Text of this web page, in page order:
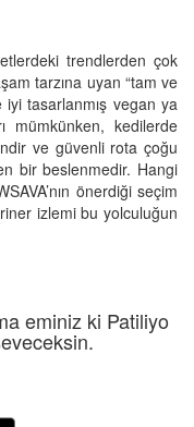
trendlerden çok
tarzına uyan “tam ve
tasarlanmış vegan ya
mümkünken, kedilerde
ve güvenli rota çoğu
bir beslenmedir. Hangi
önerdiği seçim
izlemi bu yolculuğun
eminiz ki Patiliyo